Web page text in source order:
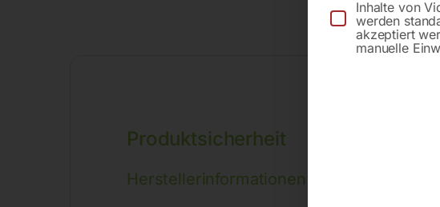
Produktsicherheit
Herstellerinformationen
Inhalte von
werden
akzeptiert
manuelle